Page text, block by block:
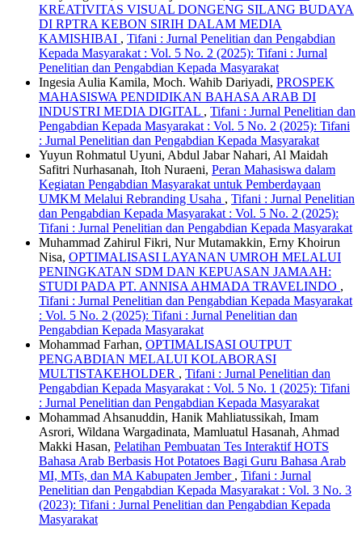
KREATIVITAS VISUAL DONGENG SILANG BUDAYA
DI RPTRA KEBON SIRIH DALAM MEDIA
KAMISHIBAI , Tifani : Jurnal Penelitian dan Pengabdian
Kepada Masyarakat : Vol. 5 No. 2 (2025): Tifani : Jurnal
Penelitian dan Pengabdian Kepada Masyarakat
Ingesia Aulia Kamila, Moch. Wahib Dariyadi, PROSPEK
MAHASISWA PENDIDIKAN BAHASA ARAB DI
INDUSTRI MEDIA DIGITAL , Tifani : Jurnal Penelitian dan
Pengabdian Kepada Masyarakat : Vol. 5 No. 2 (2025): Tifani
: Jurnal Penelitian dan Pengabdian Kepada Masyarakat
Yuyun Rohmatul Uyuni, Abdul Jabar Nahari, Al Maidah
Safitri Nurhasanah, Itoh Nuraeni, Peran Mahasiswa dalam
Kegiatan Pengabdian Masyarakat untuk Pemberdayaan
UMKM Melalui Rebranding Usaha , Tifani : Jurnal Penelitian
dan Pengabdian Kepada Masyarakat : Vol. 5 No. 2 (2025):
Tifani : Jurnal Penelitian dan Pengabdian Kepada Masyarakat
Muhammad Zahirul Fikri, Nur Mutamakkin, Erny Khoirun
Nisa, OPTIMALISASI LAYANAN UMROH MELALUI
PENINGKATAN SDM DAN KEPUASAN JAMAAH:
STUDI PADA PT. ANNISA AHMADA TRAVELINDO ,
Tifani : Jurnal Penelitian dan Pengabdian Kepada Masyarakat
: Vol. 5 No. 2 (2025): Tifani : Jurnal Penelitian dan
Pengabdian Kepada Masyarakat
Mohammad Farhan, OPTIMALISASI OUTPUT
PENGABDIAN MELALUI KOLABORASI
MULTISTAKEHOLDER , Tifani : Jurnal Penelitian dan
Pengabdian Kepada Masyarakat : Vol. 5 No. 1 (2025): Tifani
: Jurnal Penelitian dan Pengabdian Kepada Masyarakat
Mohammad Ahsanuddin, Hanik Mahliatussikah, Imam
Asrori, Wildana Wargadinata, Mamluatul Hasanah, Ahmad
Makki Hasan, Pelatihan Pembuatan Tes Interaktif HOTS
Bahasa Arab Berbasis Hot Potatoes Bagi Guru Bahasa Arab
MI, MTs, dan MA Kabupaten Jember , Tifani : Jurnal
Penelitian dan Pengabdian Kepada Masyarakat : Vol. 3 No. 3
(2023): Tifani : Jurnal Penelitian dan Pengabdian Kepada
Masyarakat